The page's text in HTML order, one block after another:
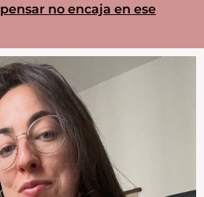
no encaja en ese